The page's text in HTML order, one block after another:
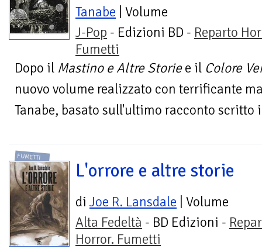
Tanabe | Volume
J-Pop - Edizioni BD - Reparto
Fumetti
Dopo il Mastino e Altre Storiee il Colore
nuovo volume realizzato con terrificante
Tanabe, basato sull'ultimo racconto scritto
FUMETTI
L'orrore e altre storie
di Joe R. Lansdale | Volume
Alta Fedeltà - BD Edizioni -
Horror. Fumetti